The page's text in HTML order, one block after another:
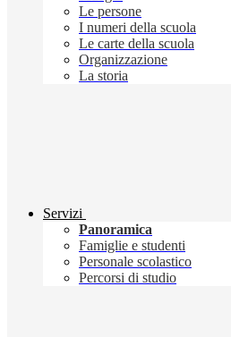
Le persone
I numeri della scuola
Le carte della scuola
Organizzazione
La storia
Servizi
Panoramica
Famiglie e studenti
Personale scolastico
Percorsi di studio